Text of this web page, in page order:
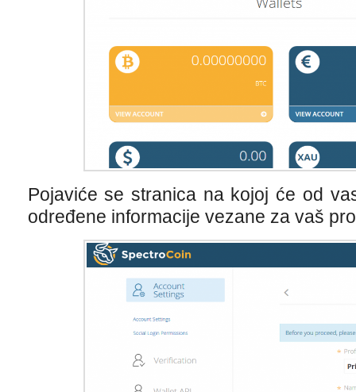
Pojaviće se stranica na kojoj će od
određene informacije vezane za vaš